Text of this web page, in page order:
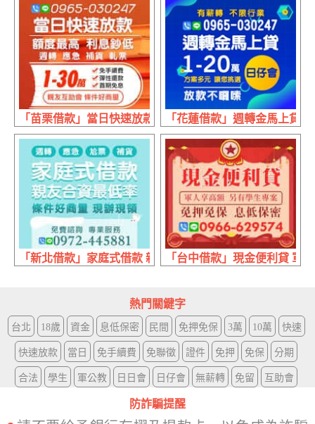
「苗栗借款」當日快速放款 親友互助會 | 1~30萬 額度最高
「花蓮借款」週轉金馬上貸
「新北借款」家庭式借款 親友合資最低利率 | 條件好商量
「台中借款」現金便利貸 軍
熱門關鍵字
台北 18歲 資金 息低保密 民間 免押免保 3萬 10萬 快速
快速放款 當日 免手續費 免聯徵 證件 免押 免保 分期
合法 學生 軍公教 日日會 日仔會 無薪轉 免留 互助會
防詐騙提醒